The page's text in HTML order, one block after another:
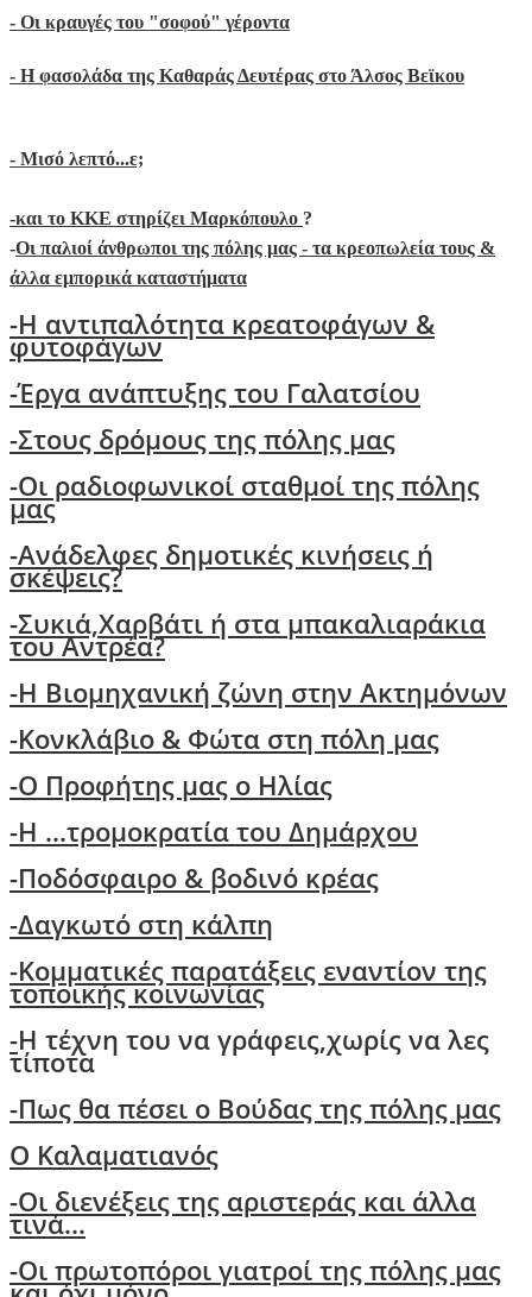
- Οι κραυγές του "σοφού" γέροντα
- Η φασολάδα της Καθαράς Δευτέρας στο Άλσος Βεϊκου
- Μισό λεπτό...ε;
-και το ΚΚΕ στηρίζει Μαρκόπουλο ?
-Οι παλιοί άνθρωποι της πόλης μας - τα κρεοπωλεία τους &
άλλα εμπορικά καταστήματα
-Η αντιπαλότητα κρεατοφάγων &
φυτοφάγων
-Έργα ανάπτυξης του Γαλατσίου
-Στους δρόμους της πόλης μας
-Oι ραδιοφωνικοί σταθμοί της πόλης
μας
-Ανάδελφες δημοτικές κινήσεις ή
σκέψεις?
-Συκιά,Χαρβάτι ή στα μπακαλιαράκια
του Αντρέα?
-Η Βιομηχανική ζώνη στην Ακτημόνων
-Κονκλάβιο & Φώτα στη πόλη μας
-Ο Προφήτης μας ο Ηλίας
-Η ...τρομοκρατία του Δημάρχου
-Ποδόσφαιρο & βοδινό κρέας
-Δαγκωτό στη κάλπη
-Kομματικές παρατάξεις εναντίον της
τοποικής κοινωνίας
-Η τέχνη του να γράφεις,χωρίς να λες
τίποτα
-Πως θα πέσει ο Βούδας της πόλης μας
O Kαλαματιανός
-Oι διενέξεις της αριστεράς και άλλα
τινά...
-Οι πρωτοπόροι γιατροί της πόλης μας